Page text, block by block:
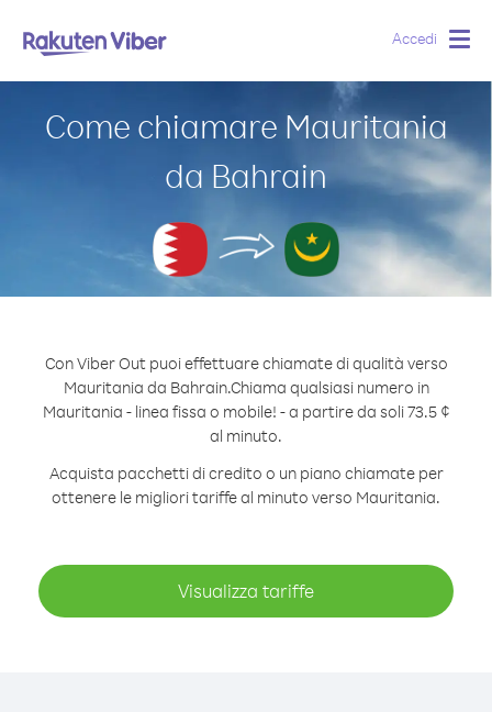
Accedi
Come chiamare Mauritania
da Bahrain
Con Viber Out puoi effettuare chiamate di qualità verso
Mauritania da Bahrain.Chiama qualsiasi numero in
Mauritania - linea fissa o mobile! - a partire da soli 73.5 ¢
al minuto.
Acquista pacchetti di credito o un piano chiamate per
ottenere le migliori tariffe al minuto verso Mauritania.
Visualizza tariffe